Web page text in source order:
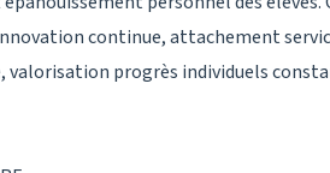
continue, attachement
valorisation progrès individuels